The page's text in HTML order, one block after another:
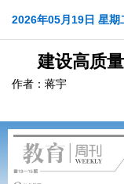
2026年05月19日 星期
建设高质
作者：蒋宇